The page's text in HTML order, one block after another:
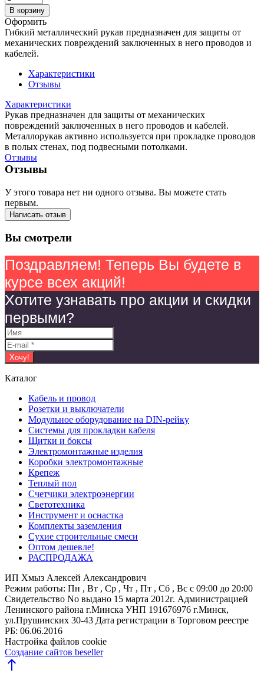
В корзину
Оформить
Гибкий металлический рукав предназначен для защиты от
механических повреждений заключенных в него проводов и
кабелей.
Характеристики
Отзывы
Характеристики
Рукав предназначен для защиты от механических
повреждений заключенных в него проводов и кабелей.
Металлорукав активно используется при прокладке проводов
в полых стенах, под подвесными потолками.
Отзывы
Отзывы
У этого товара нет ни одного отзыва. Вы можете стать
первым.
Написать отзыв
Вы смотрели
Поздравляем! Теперь Вы будете в
курсе всех акций!
Хотите узнавать про акции и скидки
первыми?
Каталог
Кабель и провод
Розетки и выключатели
Модульное оборудование на DIN-рейку
Системы для прокладки кабеля
Щитки и боксы
Электромонтажные изделия
Коробки электромонтажные
Крепеж
Теплый пол
Счетчики электроэнергии
Светотехника
Инструмент и оснастка
Комплекты заземления
Сухие строительные смеси
Оптом дешевле!
РАСПРОДАЖА
ИП Хмыз Алексей Александрович
Режим работы: Пн , Вт , Ср , Чт , Пт , Сб , Вс c 09:00 до 20:00
Свидетельство No выдано 15 марта 2012г. Администрацией
Ленинского района г.Минска УНП 191676976 г.Минск,
ул.Прушинских 30-43 Дата регистрации в Торговом реестре
РБ: 06.06.2016
Настройка файлов cookie
Создание сайтов beseller
north